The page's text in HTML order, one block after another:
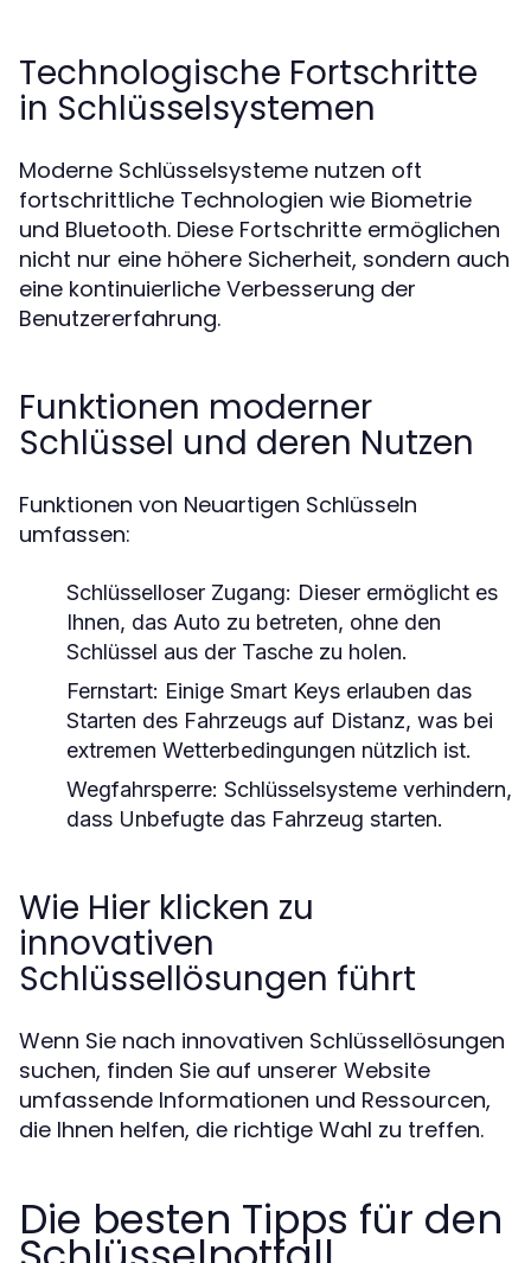
Technologische Fortschritte
in Schlüsselsystemen
Moderne Schlüsselsysteme nutzen oft
fortschrittliche Technologien wie Biometrie
und Bluetooth. Diese Fortschritte ermöglichen
nicht nur eine höhere Sicherheit, sondern auch
eine kontinuierliche Verbesserung der
Benutzererfahrung.
Funktionen moderner
Schlüssel und deren Nutzen
Funktionen von Neuartigen Schlüsseln
umfassen:
Schlüsselloser Zugang: Dieser ermöglicht es
Ihnen, das Auto zu betreten, ohne den
Schlüssel aus der Tasche zu holen.
Fernstart: Einige Smart Keys erlauben das
Starten des Fahrzeugs auf Distanz, was bei
extremen Wetterbedingungen nützlich ist.
Wegfahrsperre: Schlüsselsysteme verhindern,
dass Unbefugte das Fahrzeug starten.
Wie Hier klicken zu
innovativen
Schlüssellösungen führt
Wenn Sie nach innovativen Schlüssellösungen
suchen, finden Sie auf unserer Website
umfassende Informationen und Ressourcen,
die Ihnen helfen, die richtige Wahl zu treffen.
Die besten Tipps für den